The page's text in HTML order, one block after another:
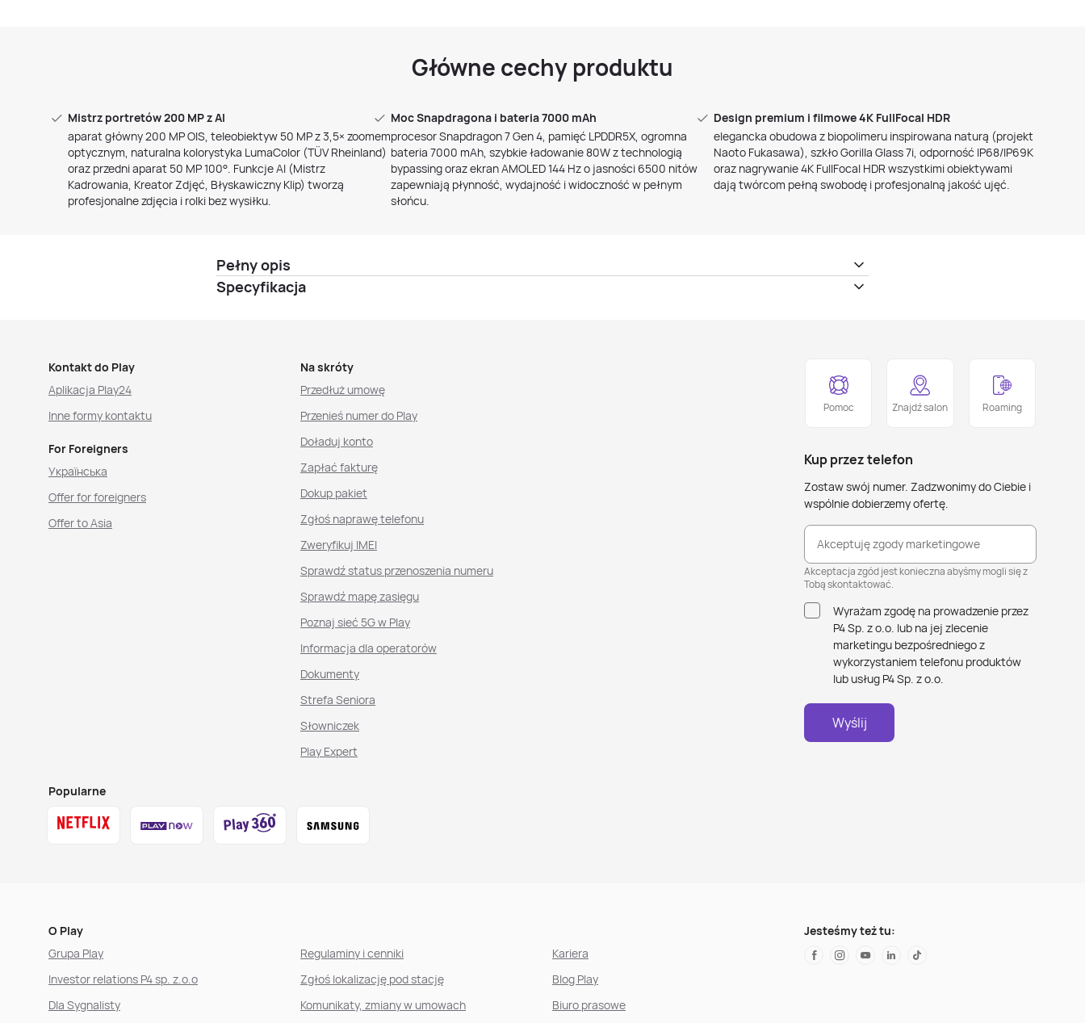
Główne cechy produktu
Mistrz portretów 200 MP z AI
aparat główny 200 MP OIS, teleobiektyw 50 MP z 3,5× zoomem
optycznym, naturalna kolorystyka LumaColor (TÜV Rheinland)
oraz przedni aparat 50 MP 100°. Funkcje AI (Mistrz
Kadrowania, Kreator Zdjęć, Błyskawiczny Klip) tworzą
profesjonalne zdjęcia i rolki bez wysiłku.
Moc Snapdragona i bateria 7000 mAh
procesor Snapdragon 7 Gen 4, pamięć LPDDR5X, ogromna
bateria 7000 mAh, szybkie ładowanie 80W z technologią
bypassing oraz ekran AMOLED 144 Hz o jasności 6500 nitów
zapewniają płynność, wydajność i widoczność w pełnym
słońcu.
Design premium i filmowe 4K FullFocal HDR
elegancka obudowa z biopolimeru inspirowana naturą (projekt
Naoto Fukasawa), szkło Gorilla Glass 7i, odporność IP68/IP69K
oraz nagrywanie 4K FullFocal HDR wszystkimi obiektywami
dają twórcom pełną swobodę i profesjonalną jakość ujęć.
Pełny opis
Specyfikacja
Kontakt do Play
Aplikacja Play24
Inne formy kontaktu
For Foreigners
Українська
Offer for foreigners
Offer to Asia
Na skróty
Przedłuż umowę
Przenieś numer do Play
Doładuj konto
Zapłać fakturę
Dokup pakiet
Zgłoś naprawę telefonu
Zweryfikuj IMEI
Sprawdź status przenoszenia numeru
Sprawdź mapę zasięgu
Poznaj sieć 5G w Play
Informacja dla operatorów
Dokumenty
Strefa Seniora
Słowniczek
Play Expert
Popularne
Pomoc Znajdź salon Roaming
Kup przez telefon
Zostaw swój numer. Zadzwonimy do Ciebie i
wspólnie dobierzemy ofertę.
Akceptuję zgody marketingowe
Akceptacja zgód jest konieczna abyśmy mogli się z
Tobą skontaktować.
Wyrażam zgodę na prowadzenie przez
P4 Sp. z o.o. lub na jej zlecenie
marketingu bezpośredniego z
wykorzystaniem telefonu produktów
lub usług P4 Sp. z o.o.
Wyślij
O Play
Grupa Play
Investor relations P4 sp. z.o.o
Dla Sygnalisty
Regulaminy i cenniki
Zgłoś lokalizację pod stację
Komunikaty, zmiany w umowach
Kariera
Blog Play
Biuro prasowe
Jesteśmy też tu: